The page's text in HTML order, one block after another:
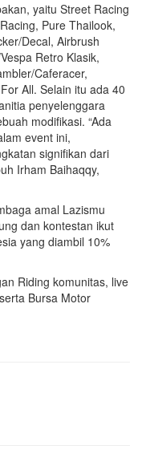
yaitu Street Racing
Pure Thailook,
Decal, Airbrush
Retro Klasik,
Caferacer,
All. Selain itu ada 40
penyelenggara
modifikasi. “Ada
event ini,
signifikan dari
Irham Baihaqqy,
amal Lazismu
dan kontestan ikut
yang diambil 10%
Riding komunitas, live
Bursa Motor